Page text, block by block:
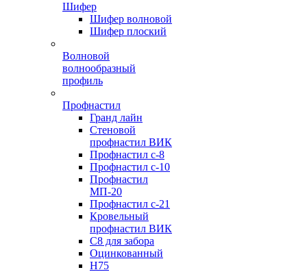
Шифер
Шифер волновой
Шифер плоский
Волновой
волнообразный
профиль
Профнастил
Гранд лайн
Стеновой
профнастил ВИК
Профнастил с-8
Профнастил с-10
Профнастил
МП-20
Профнастил с-21
Кровельный
профнастил ВИК
С8 для забора
Оцинкованный
Н75